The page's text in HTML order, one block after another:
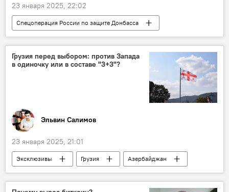
23 января 2025, 22:02
Спецоперация России по защите Донбасса
Россия
Украина
Спецоперация
СВО
ВСУ НАТО
Запад
США
страны Балтии
Грузия перед выбором: против Запада
в одиночку или в составе "3+3"?
Эльвин Салимов
23 января 2025, 21:01
Эксклюзивы Грузия
Азербайджан
Россия
Турция
Армения
Запад
Оппозиция